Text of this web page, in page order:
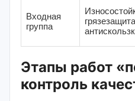
Входная
группа
Этапы работ
контроль